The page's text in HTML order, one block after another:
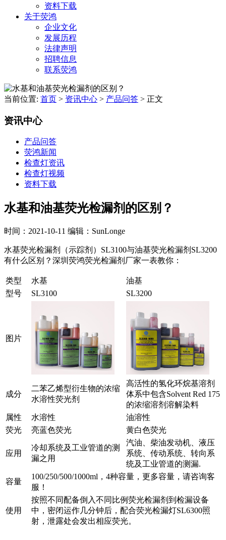
资料下载
关于荧鸿
企业文化
发展历程
法律声明
招聘信息
联系荧鸿
当前位置: 首页 > 资讯中心 > 产品问答 > 正文
资讯中心
产品问答
荧鸿新闻
检查灯资讯
检查灯视频
资料下载
水基和油基荧光检漏剂的区别？
时间：2021-10-11 编辑：SunLonge
水基荧光检漏剂（示踪剂）SL3100与油基荧光检漏剂SL3200
有什么区别？深圳荧鸿荧光检漏剂厂家一表教你：
类型 水基
油基
型号
SL3100 SL3200
图片
成分
二苯乙烯型衍生物的浓缩
水溶性荧光剂
高活性的氢化环烷基溶剂
体系中包含Solvent Red 175
的浓缩溶剂溶解染料
属性
水溶性
油溶性
荧光
亮蓝色荧光 黄白色荧光
应用
冷却系统及工业管道的测
漏之用
汽油、柴油发动机、液压
系统、传动系统、转向系
统及工业管道的测漏.
容量
100/250/500/1000ml，4种容量，更多容量，请咨询客
服！
使用
按照不同配备倒入不同比例荧光检漏剂到检漏设备
中，密闭运作几分钟后，配合荧光检漏灯SL6300照
射，泄露处会发出相应荧光。